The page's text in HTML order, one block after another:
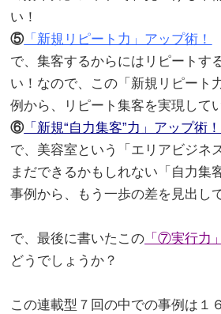
い！
⑤「新規リピート力」アップ術！
で、集客するからにはリピートす
い！なので、この「新規リピート
例から、リピート集客を実現して
⑥「新規“自力集客”力」アップ術！
で、美容室という「エリアビジネ
まだできるかもしれない「自力集
事例から、もう一歩の差を見出し
で、最後に書いたこの 「⑦実行力」
どうでしょうか？
この連載型７回の中での事例は１